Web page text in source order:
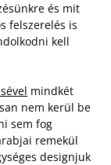
és mit
felszerelés is
kell
mindkét
nem kerül be
sem fog
remekül
designjuk